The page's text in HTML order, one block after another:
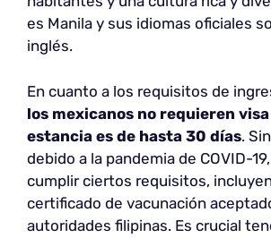
es Manila y sus idiomas oficiales
inglés.
En cuanto a los requisitos de
los mexicanos no requieren visa
estancia es de hasta 30 días.
debido a la pandemia de COVID-
cumplir ciertos requisitos,
certificado de vacunación
autoridades filipinas. Es crucial